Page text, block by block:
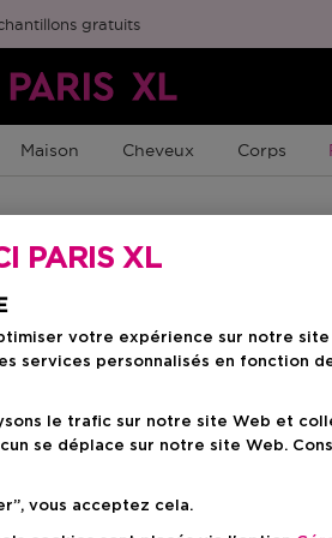
gratuits
Maison Cheveux Corps
PARIS XL
votre expérience sur notre
services personnalisés en fonction
le trafic sur notre site Web et
se déplace sur notre site Web.
vous acceptez cela.